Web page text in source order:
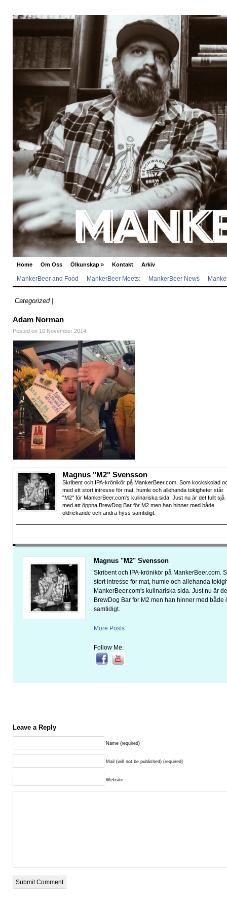
Home Om Oss Ölkunskap » Kontakt Arkiv
MankerBeer and Food MankerBeer Meets: MankerBeer News
Categorized |
Adam Norman
Posted on 10 November 2014.
Magnus "M2" Svensson
Skribent och IPA-krönikör på MankerBeer.com. Som kockskolad
med ett stort intresse för mat, humle och allehanda tokigheter står
"M2" för MankerBeer.com's kulinariska sida. Just nu är det fullt sjå
med att öppna BrewDog Bar för M2 men han hinner med både
öldrickande och andra hyss samtidigt.
Magnus "M2" Svensson
Skribent och IPA-krönikör på MankerBeer.com.
stort intresse för mat, humle och allehanda
MankerBeer.com's kulinariska sida. Just nu är
BrewDog Bar för M2 men han hinner med
samtidigt.
More Posts
Follow Me:
Leave a Reply
Name (required)
Mail (will not be published) (required)
Website